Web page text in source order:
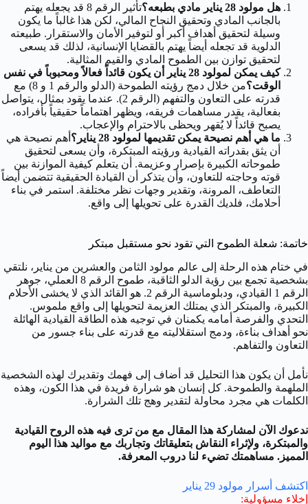
هل مولود 28 يناير مادي بطبعه؟
تأثير الرقم 8 قد يجعله يهتم
بالجانب المادي وتحقيق النجاح المالي، لكن هذا غالباً ما يكون
وسيلة لتحقيق أهداف أكبر أو لتوفير الأمان والاستقرار. طبيعته
الدلوية قد تجعله أيضاً يهتم بالقضايا الإنسانية، لذلك قد يسعى
لتحقيق توازن بين الطموح المادي والقيم المثالية.
كيف يمكن لمولود 28 يناير أن يكون قائداً فعالاً ومحبوباً في نفس
الوقت؟
من خلال دمج رؤيته الطموحة (الدلو والرقم 1 و 8) مع
قدرته على التعاون والتفهم (الرقم 2). عندما يقود بمثال، يتواصل
بفعالية، يقدر مساهمات فريقه، ويظهر اهتماماً حقيقياً بأفراده،
يصبح قائداً لا يُقهر ويحظى بالاحترام والإعجاب.
ما هي أهم نصيحة يمكن تقديمها لمولود 28 يناير؟
أهم نصيحة هي
أن يثق بقدراته القيادية ورؤيته المبتكرة، وأن يسعى لتحقيق
طموحاته الكبيرة بإصرار وعزيمة. أن يتعلم كيفية الموازنة بين
قوته وحاجته للتعاون، وأن يتذكر أن القيادة الحقيقية تتضمن أيضاً
التعاطف، المرونة، وتقدير وجهات نظر مختلفة. استمر في بناء
أحلامك، فلديك القدرة على تحويلها إلى واقع.
خاتمة: شعلة الطموح التي تقود نحو مستقبل مبتكر
في ختام هذه الرحلة إلى عالم مولود الثامن والعشرين من يناير، نلتقي
بشخصية تجمع بين رؤية الدلو الثاقبة، طموح الرقم 8 العملي، جوهر
الرقم 1 القيادي، ودبلوماسية الرقم 2. هو القائد الذي لا يخشى الأحلام
الكبيرة، والمبتكر الذي يمتلك العزيمة لتحويلها إلى واقع ملموس.
التحدي والفرصة أمامه يكمنان في توجيه هذه الطاقة القيادية الهائلة
نحو أهداف بناءة، ودمج استقلاليته مع قدرته على بناء جسور من
التعاون والتفاهم.
نأمل أن يكون هذا التحليل قد أضاف إلى فهمك وتقديرك لهذه الشخصية
الملهمة والطموحة. كل إنسان هو شرارة فريدة في هذا الكون، وهذه
الكلمات هي مجرد محاولة لتقدير وهج تلك الشرارة.
ندعوك الآن لمشاركة هذا المقال مع من ترى فيه هذه الروح القيادية
والمبتكرة، ولإثراء النقاش بتعليقاتك وتجاربك مع مواليد هذا اليوم
المميز. مساهمتك تضيء لنا دروب المعرفة.
اكتشف أسرار مولود 29 يناير
إخلاء مسؤولية: